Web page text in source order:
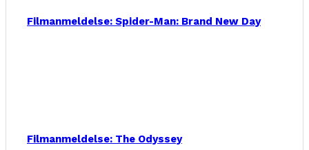
Filmanmeldelse: Spider-Man: Brand New Day
Filmanmeldelse: The Odyssey